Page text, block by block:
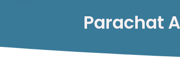
Parachat